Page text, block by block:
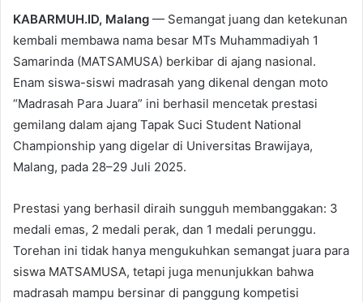
KABARMUH.ID, Malang — Semangat juang dan ketekunan
kembali membawa nama besar MTs Muhammadiyah 1
Samarinda (MATSAMUSA) berkibar di ajang nasional.
Enam siswa-siswi madrasah yang dikenal dengan moto
“Madrasah Para Juara” ini berhasil mencetak prestasi
gemilang dalam ajang Tapak Suci Student National
Championship yang digelar di Universitas Brawijaya,
Malang, pada 28–29 Juli 2025.
Prestasi yang berhasil diraih sungguh membanggakan: 3
medali emas, 2 medali perak, dan 1 medali perunggu.
Torehan ini tidak hanya mengukuhkan semangat juara para
siswa MATSAMUSA, tetapi juga menunjukkan bahwa
madrasah mampu bersinar di panggung kompetisi